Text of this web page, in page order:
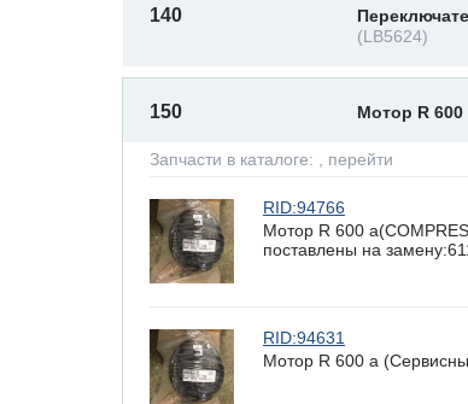
140
(LB5624)
150 Мотор R 600
Запчасти в каталоге: , перейти
RID:94766
Мотор R 600
поставлены на
RID:94631
Мотор R 600 a